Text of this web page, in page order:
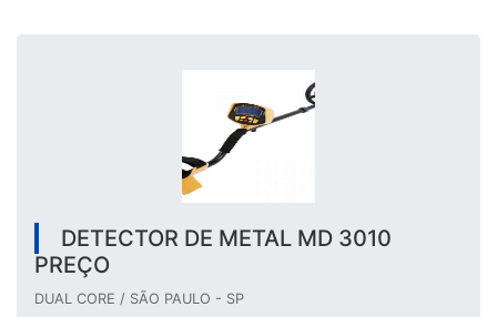
DETECTOR DE METAL MD 3010
PREÇO
DUAL CORE / SÃO PAULO - SP